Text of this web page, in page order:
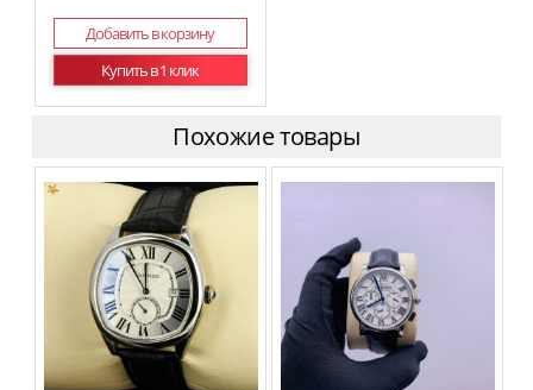
Добавить в корзину
Купить в 1 клик
Похожие товары